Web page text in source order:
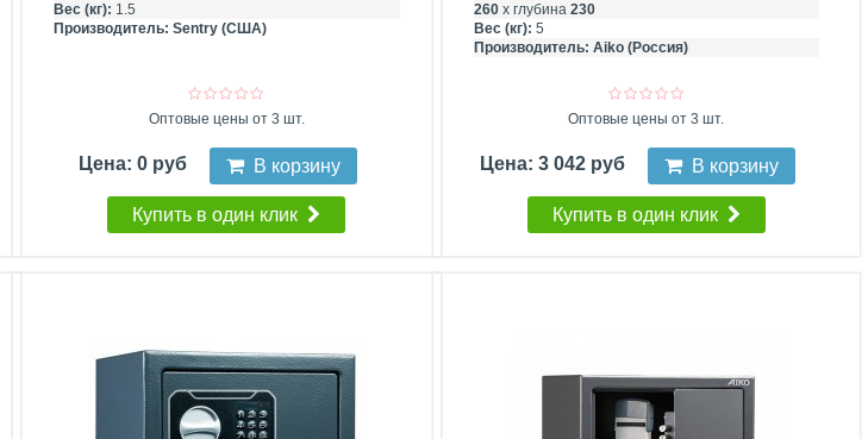
Вес (кг): 1.5
Производитель:Sentry (США)
Оптовые цены от 3 шт.
Цена: 0 руб В корзину
Купить в один клик
260х глубина 230
Вес (кг): 5
Производитель: Aiko (Россия)
Оптовые цены от 3 шт.
Цена: 3 042 руб В корзину
Купить в один клик